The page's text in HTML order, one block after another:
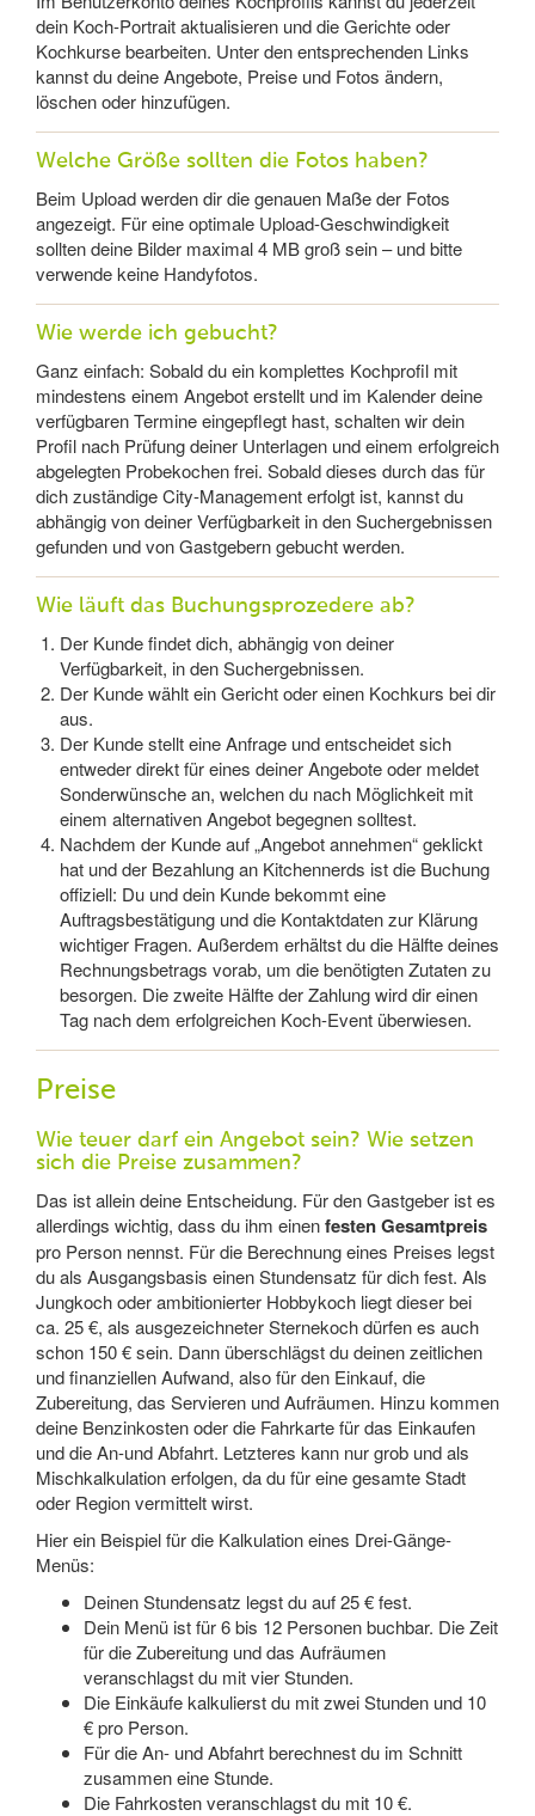
dein Koch-Portrait aktualisieren und die Gerichte oder
Kochkurse bearbeiten. Unter den entsprechenden Links
kannst du deine Angebote, Preise und Fotos ändern,
löschen oder hinzufügen.
Welche Größe sollten die Fotos haben?
Beim Upload werden dir die genauen Maße der Fotos
angezeigt. Für eine optimale Upload-Geschwindigkeit
sollten deine Bilder maximal 4 MB groß sein – und bitte
verwende keine Handyfotos.
Wie werde ich gebucht?
Ganz einfach: Sobald du ein komplettes Kochprofil mit
mindestens einem Angebot erstellt und im Kalender deine
verfügbaren Termine eingepflegt hast, schalten wir dein
Profil nach Prüfung deiner Unterlagen und einem erfolgreich
abgelegten Probekochen frei. Sobald dieses durch das für
dich zuständige City-Management erfolgt ist, kannst du
abhängig von deiner Verfügbarkeit in den Suchergebnissen
gefunden und von Gastgebern gebucht werden.
Wie läuft das Buchungsprozedere ab?
Der Kunde findet dich, abhängig von deiner
Verfügbarkeit, in den Suchergebnissen.
Der Kunde wählt ein Gericht oder einen Kochkurs bei dir
aus.
Der Kunde stellt eine Anfrage und entscheidet sich
entweder direkt für eines deiner Angebote oder meldet
Sonderwünsche an, welchen du nach Möglichkeit mit
einem alternativen Angebot begegnen solltest.
Nachdem der Kunde auf „Angebot annehmen“ geklickt
hat und der Bezahlung an Kitchennerds ist die Buchung
offiziell: Du und dein Kunde bekommt eine
Auftragsbestätigung und die Kontaktdaten zur Klärung
wichtiger Fragen. Außerdem erhältst du die Hälfte deines
Rechnungsbetrags vorab, um die benötigten Zutaten zu
besorgen. Die zweite Hälfte der Zahlung wird dir einen
Tag nach dem erfolgreichen Koch-Event überwiesen.
Preise
Wie teuer darf ein Angebot sein? Wie setzen
sich die Preise zusammen?
Das ist allein deine Entscheidung. Für den Gastgeber ist es
allerdings wichtig, dass du ihm einenfesten Gesamtpreis
pro Person nennst. Für die Berechnung eines Preises legst
du als Ausgangsbasis einen Stundensatz für dich fest. Als
Jungkoch oder ambitionierter Hobbykoch liegt dieser bei
ca. 25 €, als ausgezeichneter Sternekoch dürfen es auch
schon 150 € sein. Dann überschlägst du deinen zeitlichen
und finanziellen Aufwand, also für den Einkauf, die
Zubereitung, das Servieren und Aufräumen. Hinzu kommen
deine Benzinkosten oder die Fahrkarte für das Einkaufen
und die An-und Abfahrt. Letzteres kann nur grob und als
Mischkalkulation erfolgen, da du für eine gesamte Stadt
oder Region vermittelt wirst.
Hier ein Beispiel für die Kalkulation eines Drei-Gänge-
Menüs:
Deinen Stundensatz legst du auf 25 € fest.
Dein Menü ist für 6 bis 12 Personen buchbar. Die Zeit
für die Zubereitung und das Aufräumen
veranschlagst du mit vier Stunden.
Die Einkäufe kalkulierst du mit zwei Stunden und 10
€ pro Person.
Für die An- und Abfahrt berechnest du im Schnitt
zusammen eine Stunde.
Die Fahrkosten veranschlagst du mit 10 €.